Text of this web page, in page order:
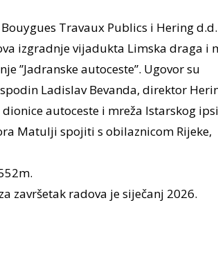
Travaux Publics i Hering d.d.
izgradnje vijadukta Limska draga i
”Jadranske autoceste”. Ugovor su
Ladislav Bevanda, direktor
autoceste i mreža Istarskog
Matulji spojiti s obilaznicom Rijeke,
za završetak radova je siječanj 2026.